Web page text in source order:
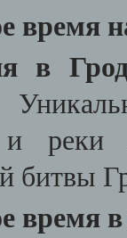
время
в
и реки
битвы
время в